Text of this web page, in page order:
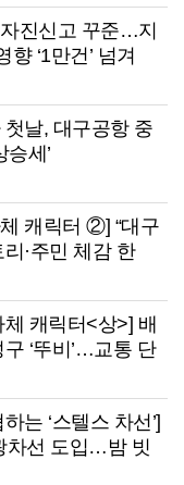
진신고 꾸준…지
향 ‘1만건’ 넘겨
날, 대구공항 중
승세’
캐릭터 ②] “대구
·주민 체감 한
장 제한적”
캐릭터<상>] 배
‘뚜비’…교통 단
희’
는 ‘스텔스 차선’]
차선 도입…밤 빗
”